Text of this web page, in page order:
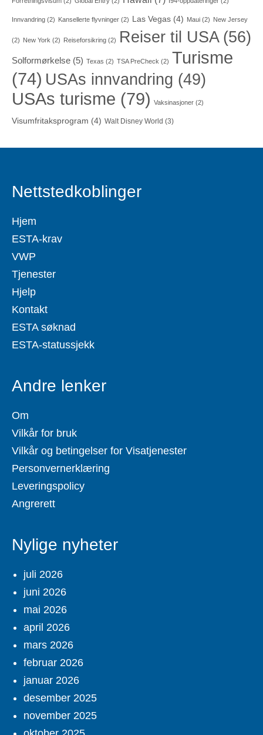
Innvandring (2) Kansellerte flyvninger (2) Las Vegas (4) Maui (2) New Jersey
(2) New York (2) Reiseforsikring (2) Reiser til USA(56)
Solformørkelse (5) Texas (2) TSA PreCheck (2) Turisme
(74) USAs innvandring (49)
USAs turisme (79) Vaksinasjoner (2)
Visumfritaksprogram (4) Walt Disney World (3)
Nettstedkoblinger
Hjem
ESTA-krav
VWP
Tjenester
Hjelp
Kontakt
ESTA søknad
ESTA-statussjekk
Andre lenker
Om
Vilkår for bruk
Vilkår og betingelser for Visatjenester
Personvernerklæring
Leveringspolicy
Angrerett
Nylige nyheter
juli 2026
juni 2026
mai 2026
april 2026
mars 2026
februar 2026
januar 2026
desember 2025
november 2025